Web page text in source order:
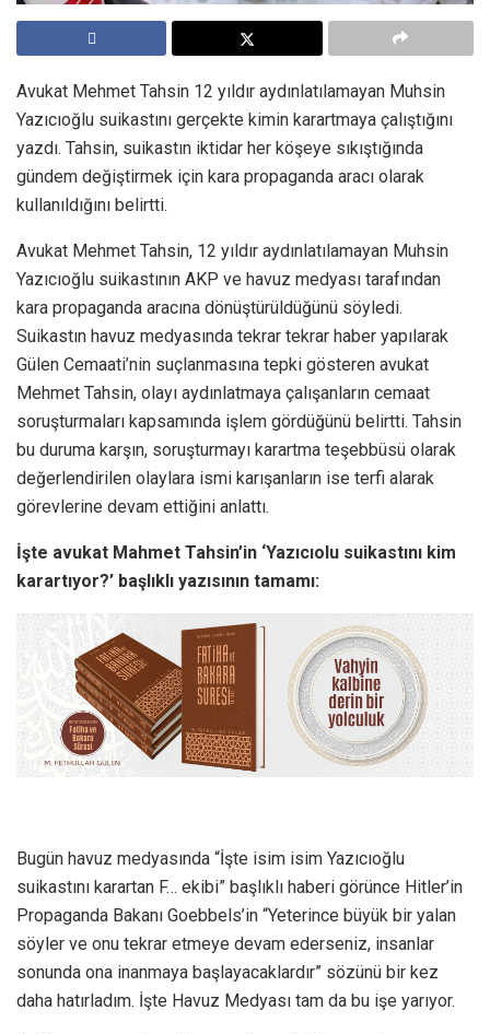
Avukat Mehmet Tahsin 12 yıldır aydınlatılamayan Muhsin
Yazıcıoğlu suikastını gerçekte kimin karartmaya çalıştığını
yazdı. Tahsin, suikastın iktidar her köşeye sıkıştığında
gündem değiştirmek için kara propaganda aracı olarak
kullanıldığını belirtti.
Avukat Mehmet Tahsin, 12 yıldır aydınlatılamayan Muhsin
Yazıcıoğlu suikastının AKP ve havuz medyası tarafından
kara propaganda aracına dönüştürüldüğünü söyledi.
Suikastın havuz medyasında tekrar tekrar haber yapılarak
Gülen Cemaati’nin suçlanmasına tepki gösteren avukat
Mehmet Tahsin, olayı aydınlatmaya çalışanların cemaat
soruşturmaları kapsamında işlem gördüğünü belirtti. Tahsin
bu duruma karşın, soruşturmayı karartma teşebbüsü olarak
değerlendirilen olaylara ismi karışanların ise terfi alarak
görevlerine devam ettiğini anlattı.
İşte avukat Mahmet Tahsin’in ‘Yazıcıolu suikastını kim
karartıyor?’ başlıklı yazısının tamamı:
Bugün havuz medyasında “İşte isim isim Yazıcıoğlu
suikastını karartan F… ekibi” başlıklı haberi görünce Hitler’in
Propaganda Bakanı Goebbels’in “Yeterince büyük bir yalan
söyler ve onu tekrar etmeye devam ederseniz, insanlar
sonunda ona inanmaya başlayacaklardır” sözünü bir kez
daha hatırladım. İşte Havuz Medyası tam da bu işe yarıyor.